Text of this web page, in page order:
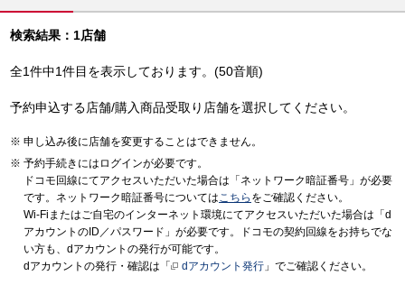
検索結果：1店舗
全1件中1件目を表示しております。(50音順)
予約申込する店舗/購入商品受取り店舗を選択してください。
申し込み後に店舗を変更することはできません。
予約手続きにはログインが必要です。
ドコモ回線にてアクセスいただいた場合は「ネットワーク暗証番号」が必要
です。ネットワーク暗証番号についてはこちら をご確認ください。
Wi-Fiまたはご自宅のインターネット環境にてアクセスいただいた場合は「d
アカウントのID／パスワード」が必要です。ドコモの契約回線をお持ちでな
い方も、dアカウントの発行が可能です。
dアカウントの発行・確認は「
dアカウント発行 」でご確認ください。